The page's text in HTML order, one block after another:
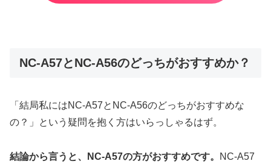
NC-A57とNC-A56のどっちがおすすめか？
「結局私にはNC-A57とNC-A56のどっちがおすすめな
の？」という疑問を抱く方はいらっしゃるはず。
結論から言うと、NC-A57の方がおすすめです。
NC-A57